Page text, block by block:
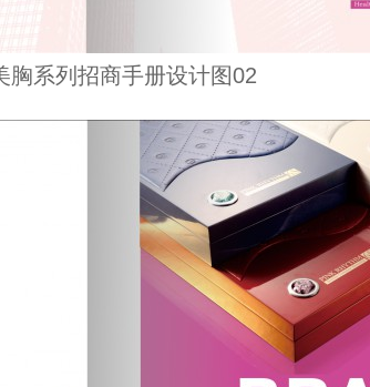
胸系列招商手册设计图02